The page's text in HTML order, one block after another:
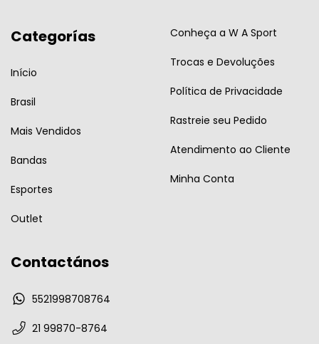
Categorías
Início
Brasil
Mais Vendidos
Bandas
Esportes
Outlet
Conheça a W A Sport
Trocas e Devoluções
Política de Privacidade
Rastreie seu Pedido
Atendimento ao Cliente
Minha Conta
Contactános
5521998708764
21 99870-8764